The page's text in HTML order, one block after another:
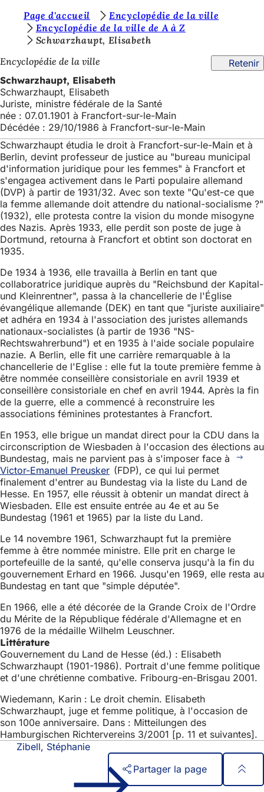
Accéder au contenu
u
s
ê
t
e
s
i
c
i
:
Page d'accueil
Encyclopédie de la ville
Encyclopédie de la ville de A à Z
Schwarzhaupt, Elisabeth
Encyclopédie de la ville
Retenir
Schwarzhaupt, Elisabeth
Schwarzhaupt, Elisabeth
Juriste, ministre fédérale de la Santé
née : 07.01.1901 à Francfort-sur-le-Main
Décédée : 29/10/1986 à Francfort-sur-le-Main
Schwarzhaupt étudia le droit à Francfort-sur-le-Main et à
Berlin, devint professeur de justice au "bureau municipal
d'information juridique pour les femmes" à Francfort et
s'engagea activement dans le Parti populaire allemand
(DVP) à partir de 1931/32. Avec son texte "Qu'est-ce que
la femme allemande doit attendre du national-socialisme ?"
(1932), elle protesta contre la vision du monde misogyne
des Nazis. Après 1933, elle perdit son poste de juge à
Dortmund, retourna à Francfort et obtint son doctorat en
1935.
De 1934 à 1936, elle travailla à Berlin en tant que
collaboratrice juridique auprès du "Reichsbund der Kapital-
und Kleinrentner", passa à la chancellerie de l'Église
évangélique allemande (DEK) en tant que "juriste auxiliaire"
et adhéra en 1934 à l'association des juristes allemands
nationaux-socialistes (à partir de 1936 "NS-
Rechtswahrerbund") et en 1935 à l'aide sociale populaire
nazie. A Berlin, elle fit une carrière remarquable à la
chancellerie de l'Eglise : elle fut la toute première femme à
être nommée conseillère consistoriale en avril 1939 et
conseillère consistoriale en chef en avril 1944. Après la fin
de la guerre, elle a commencé à reconstruire les
associations féminines protestantes à Francfort.
En 1953, elle brigue un mandat direct pour la CDU dans la
circonscription de Wiesbaden à l'occasion des élections au
Bundestag, mais ne parvient pas à s'imposer face à
Victor-Emanuel Preusker (FDP), ce qui lui permet
finalement d'entrer au Bundestag via la liste du Land de
Hesse. En 1957, elle réussit à obtenir un mandat direct à
Wiesbaden. Elle est ensuite entrée au 4e et au 5e
Bundestag (1961 et 1965) par la liste du Land.
Le 14 novembre 1961, Schwarzhaupt fut la première
femme à être nommée ministre. Elle prit en charge le
portefeuille de la santé, qu'elle conserva jusqu'à la fin du
gouvernement Erhard en 1966. Jusqu'en 1969, elle resta au
Bundestag en tant que "simple députée".
En 1966, elle a été décorée de la Grande Croix de l'Ordre
du Mérite de la République fédérale d'Allemagne et en
1976 de la médaille Wilhelm Leuschner.
Littérature
Gouvernement du Land de Hesse (éd.) : Elisabeth
Schwarzhaupt (1901-1986). Portrait d'une femme politique
et d'une chrétienne combative. Fribourg-en-Brisgau 2001.
Wiedemann, Karin : Le droit chemin. Elisabeth
Schwarzhaupt, juge et femme politique, à l'occasion de
son 100e anniversaire. Dans : Mitteilungen des
Hamburgischen Richtervereins 3/2001 [p. 11 et suivantes].
Zibell, Stéphanie
Partager la page